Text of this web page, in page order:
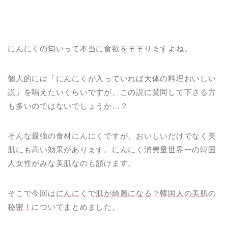
にんにくの匂いって本当に食欲をそそりますよね。
個人的には「にんにくが入っていれば大体の料理おいしい
説」を唱えたいくらいですが、この説に賛同して下さる方
も多いのではないでしょうか…？
そんな最強の食材にんにくですが、おいしいだけでなく美
肌にも高い効果があります。にんにく消費量世界一の韓国
人女性がみな美肌なのも頷けます。
そこで今回はにんにくで肌が綺麗になる？韓国人の美肌の
秘密！ についてまとめました。